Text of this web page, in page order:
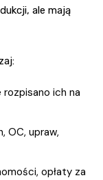
ale mają
ich na
OC, upraw,
opłaty za